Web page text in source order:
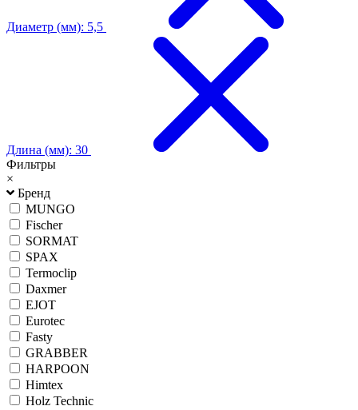
Диаметр (мм): 5,5
Длина (мм): 30
Фильтры
×
Бренд
MUNGO
Fischer
SORMAT
SPAX
Termoclip
Daxmer
EJOT
Eurotec
Fasty
GRABBER
HARPOON
Himtex
Holz Technic